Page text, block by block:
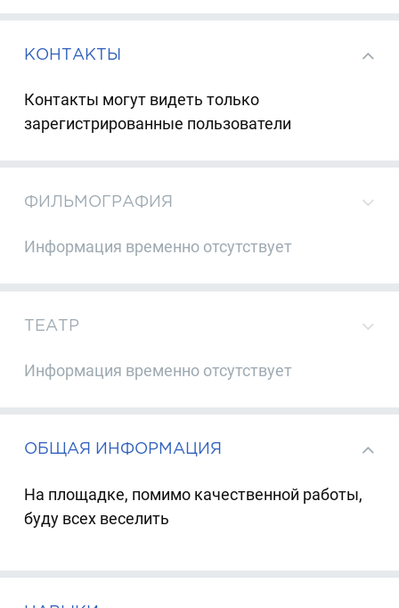
КОНТАКТЫ
Контакты могут видеть только
зарегистрированные пользователи
ФИЛЬМОГРАФИЯ
Информация временно отсутствует
ТЕАТР
Информация временно отсутствует
ОБЩАЯ ИНФОРМАЦИЯ
На площадке, помимо качественной работы,
буду всех веселить